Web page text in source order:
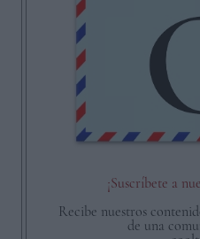
¡Suscríbete a
Recibe nuestros
de una